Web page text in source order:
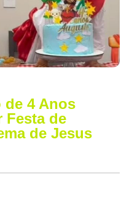
4 Anos
Festa de
de Jesus